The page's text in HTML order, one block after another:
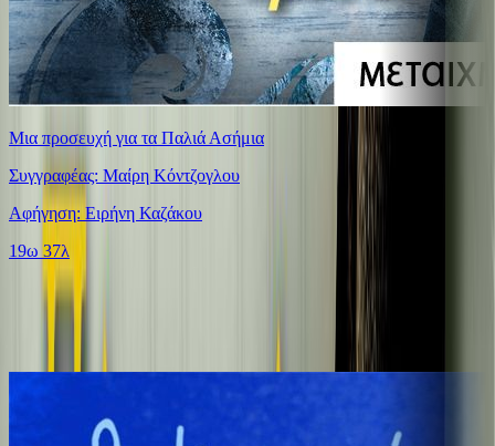
Μια προσευχή για τα Παλιά Ασήμια
Συγγραφέας: Μαίρη Κόντζογλου
Αφήγηση: Ειρήνη Καζάκου
19ω 37λ
Ίδιος Αφηγητής